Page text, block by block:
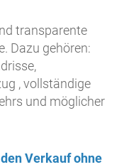
transparente
Dazu gehören:
, vollständige
und möglicher
Verkauf ohne